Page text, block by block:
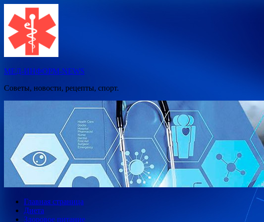
Перейти
содержимому
МЕД-ИНФОРМ-NEWS
Советы, новости, рецепты, спорт.
Главная страница
Диета
Здоровое питание